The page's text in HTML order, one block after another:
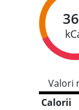
Valori
Calorii